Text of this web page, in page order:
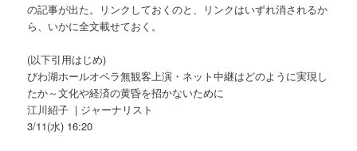
の記事が出た。リンクしておくのと、リンクはいずれ消されるか
ら、いかに全文載せておく。
(以下引用はじめ)
びわ湖ホールオペラ無観客上演・ネット中継はどのように実現し
たか～文化や経済の黄昏を招かないために
江川紹子 | ジャーナリスト
3/11(水) 16:20